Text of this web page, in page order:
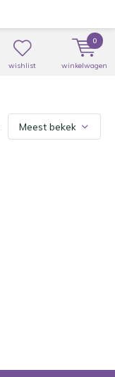
wishlist winkelwagen
0